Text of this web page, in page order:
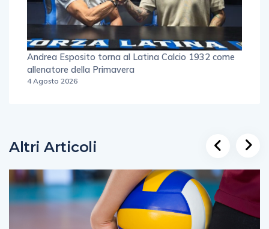
Andrea Esposito torna al Latina Calcio 1932 come
allenatore della Primavera
4 Agosto 2026
Altri Articoli